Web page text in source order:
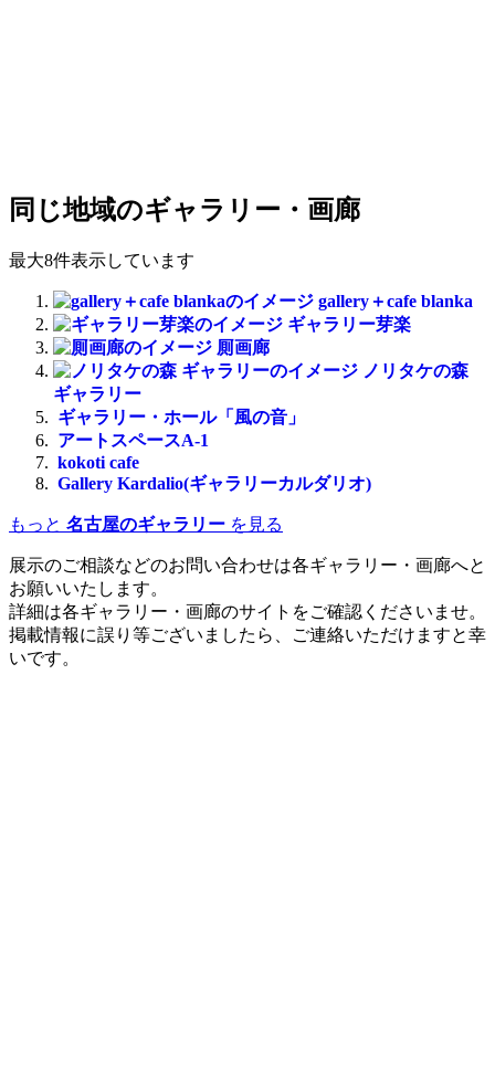
同じ地域のギャラリー・画廊
最大8件表示しています
gallery＋cafe blanka
ギャラリー芽楽
厠画廊
ノリタケの森
ギャラリー
ギャラリー・ホール「風の音」
アートスペースA-1
kokoti cafe
Gallery Kardalio(ギャラリーカルダリオ)
もっと 名古屋のギャラリー を見る
展示のご相談などのお問い合わせは各ギャラリー・画廊へと
お願いいたします。
詳細は各ギャラリー・画廊のサイトをご確認くださいませ。
掲載情報に誤り等ございましたら、ご連絡いただけますと幸
いです。